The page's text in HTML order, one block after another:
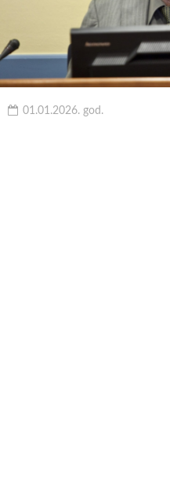
01.01.2026. god.